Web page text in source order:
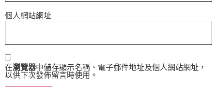
個人網站網址
在瀏覽器中儲存顯示名稱、電子郵件地址及個人網站網址，
以供下次發佈留言時使用。